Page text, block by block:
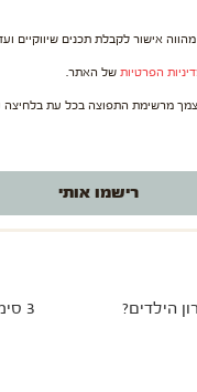
אישור לקבלת תכנים שיווקיים
הפרטיות של האתר.
מרשימת התפוצה בכל עת
רישמו אותי
הילדים?
3